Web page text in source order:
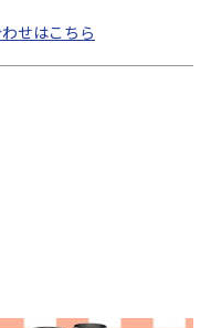
せはこちら